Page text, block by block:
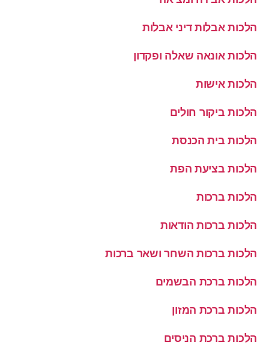
הלכות אבלות דיני אבלות
הלכות אונאה שאלה ופקדון
הלכות אישות
הלכות ביקור חולים
הלכות בית הכנסת
הלכות בציעת הפת
הלכות ברכות
הלכות ברכות הודאות
הלכות ברכות השחר ושאר ברכות
הלכות ברכת הבשמים
הלכות ברכת המזון
הלכות ברכת הניסים